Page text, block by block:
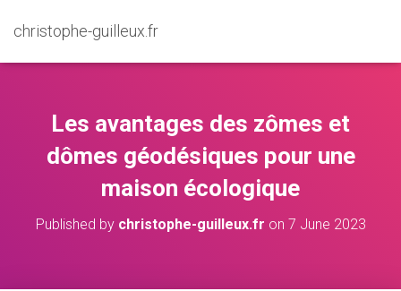
christophe-guilleux.fr
Les avantages des zômes et
dômes géodésiques pour une
maison écologique
Published by christophe-guilleux.fr on 7 June 2023